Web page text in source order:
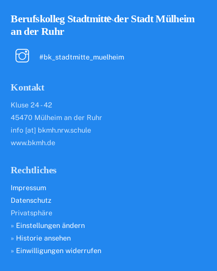
Back
Berufskolleg Stadtmitte der Stadt Mülheim
an der Ruhr
#bk_stadtmitte_muelheim
Kontakt
Kluse 24 - 42
45470 Mülheim an der Ruhr
info [at] bkmh.nrw.schule
www.bkmh.de
Rechtliches
Impressum
Datenschutz
Privatsphäre
» Einstellungen ändern
» Historie ansehen
» Einwilligungen widerrufen